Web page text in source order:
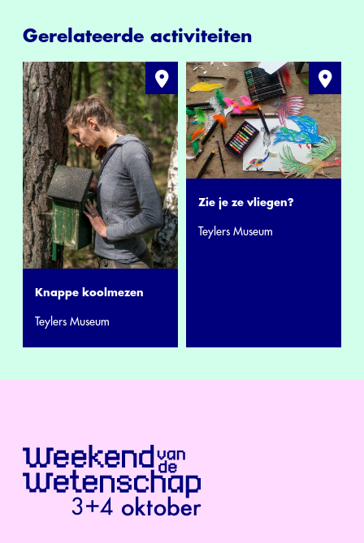
Gerelateerde activiteiten
Knappe koolmezen
Teylers Museum
Zie je ze vliegen?
Teylers Museum